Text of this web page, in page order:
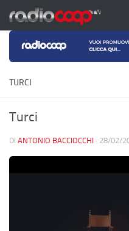
Salta al contenuto
TURCI
Turci
DI ANTONIO BACCIOCCHI · 28/02/